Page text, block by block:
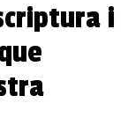
i